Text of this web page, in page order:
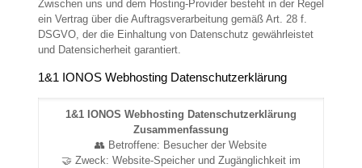
Zwischen uns und dem Hosting-Provider besteht in der Regel
ein Vertrag über die Auftragsverarbeitung gemäß Art. 28 f.
DSGVO, der die Einhaltung von Datenschutz gewährleistet
und Datensicherheit garantiert.
1&1 IONOS Webhosting Datenschutzerklärung
1&1 IONOS Webhosting Datenschutzerklärung
Zusammenfassung
👥 Betroffene: Besucher der Website
🤝 Zweck: Website-Speicher und Zugänglichkeit im